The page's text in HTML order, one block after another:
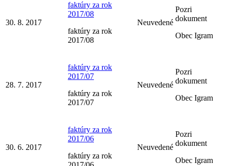
30. 8. 2017
faktúry za rok
2017/08
faktúry za rok
2017/08
Neuvedené
Pozri
dokument
Obec Igram
28. 7. 2017
faktúry za rok
2017/07
faktúry za rok
2017/07
Neuvedené
Pozri
dokument
Obec Igram
30. 6. 2017
faktúry za rok
2017/06
faktúry za rok
Neuvedené
Pozri
dokument
Obec Igram